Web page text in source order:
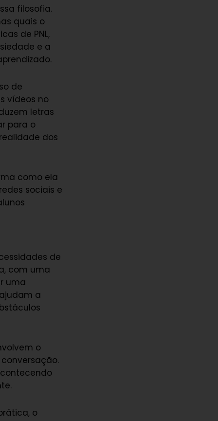
filosofia.
quais o
de PNL,
e a
de
vídeos no
letras
para o
dos
como ela
sociais e
de
com uma
uma
a
o
o